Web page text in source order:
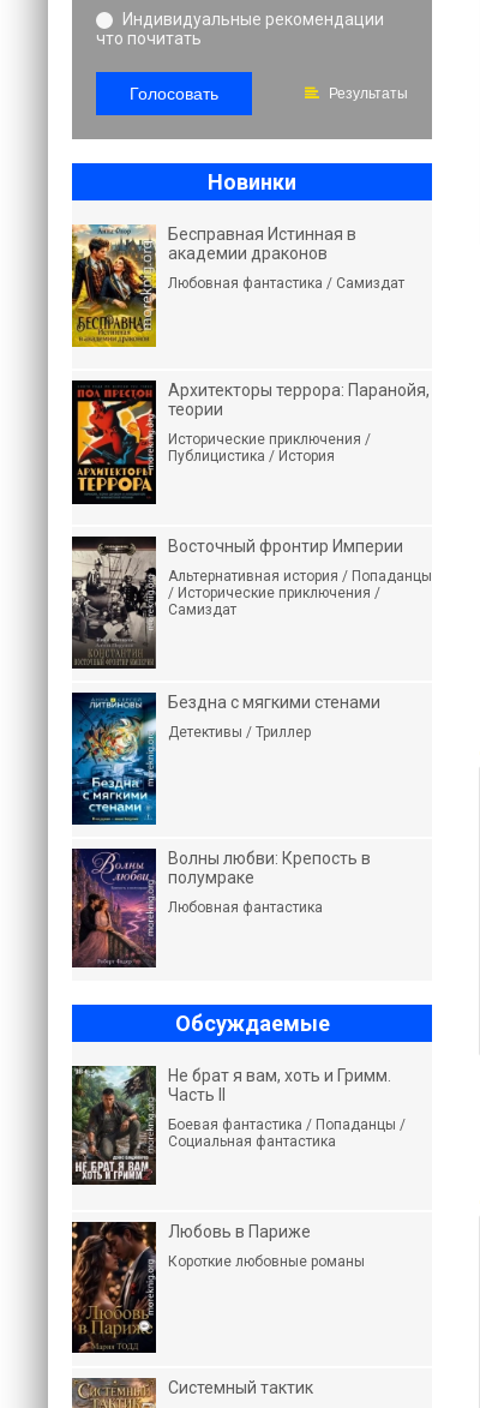
Индивидуальные рекомендации
что почитать
Голосовать Результаты
Новинки
Бесправная Истинная в
академии драконов
Любовная фантастика / Самиздат
Архитекторы террора: Паранойя,
теории
Исторические приключения /
Публицистика / История
Восточный фронтир Империи
Альтернативная история / Попаданцы
/ Исторические приключения /
Самиздат
Бездна с мягкими стенами
Детективы / Триллер
Волны любви: Крепость в
полумраке
Любовная фантастика
Обсуждаемые
Не брат я вам, хоть и Гримм.
Часть II
Боевая фантастика / Попаданцы /
Социальная фантастика
Любовь в Париже
Короткие любовные романы
Системный тактик